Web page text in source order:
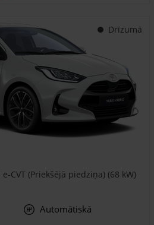
Drīzumā
CVT (Priekšējā piedziņa) (68 kW)
Automātiskā